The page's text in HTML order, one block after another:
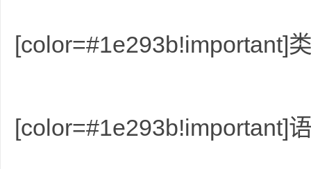
[color=#1e293b!important]
[color=#1e293b!important]